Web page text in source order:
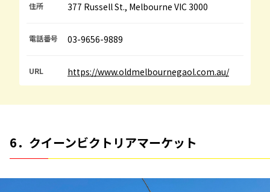
住所 377 Russell St., Melbourne VIC 3000
電話番号 03-9656-9889
URL https://www.oldmelbournegaol.com.au/
6．クイーンビクトリアマーケット